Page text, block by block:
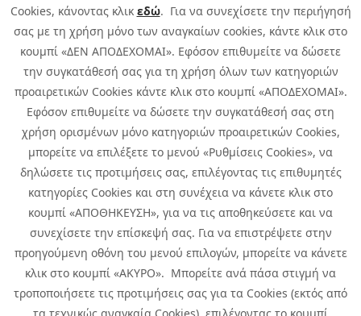
Cookies, κάνοντας κλικ εδώ. Για να συνεχίσετε την περιήγησή
σας με τη χρήση μόνο των αναγκαίων cookies, κάντε κλικ στο
κουμπί «ΔΕΝ ΑΠΟΔΕΧΟΜΑΙ». Εφόσον επιθυμείτε να δώσετε
την συγκατάθεσή σας για τη χρήση όλων των κατηγοριών
προαιρετικών Cookies κάντε κλικ στο κουμπί «ΑΠΟΔΕΧΟΜΑΙ».
Εφόσον επιθυμείτε να δώσετε την συγκατάθεσή σας στη
χρήση ορισμένων μόνο κατηγοριών προαιρετικών Cookies,
μπορείτε να επιλέξετε το μενού «Ρυθμίσεις Cookies», να
δηλώσετε τις προτιμήσεις σας, επιλέγοντας τις επιθυμητές
κατηγορίες Cookies και στη συνέχεια να κάνετε κλικ στο
κουμπί «ΑΠΟΘΗΚΕΥΣΗ», για να τις αποθηκεύσετε και να
συνεχίσετε την επίσκεψή σας. Για να επιστρέψετε στην
προηγούμενη οθόνη του μενού επιλογών, μπορείτε να κάνετε
κλικ στο κουμπί «ΑΚΥΡΟ». Μπορείτε ανά πάσα στιγμή να
τροποποιήσετε τις προτιμήσεις σας για τα Cookies (εκτός από
Copyright © 2026 Infoquest.gr Με επιφύλαξη κάθε νόμιμου δικαιώματος.
Πολιτική Cookies Προτιμήσεις Cookies | Όροι Χρήσης